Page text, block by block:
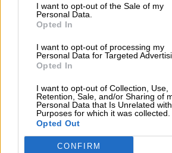
I want to opt-out of the Sale of my
Personal Data.
Opted In
I want to opt-out of processing my
Personal Data for Targeted
Opted In
I want to opt-out of Collection, Use,
Retention, Sale, and/or Sharing of
Personal Data that Is Unrelated
Purposes for which it was collected.
Opted Out
CONFIRM